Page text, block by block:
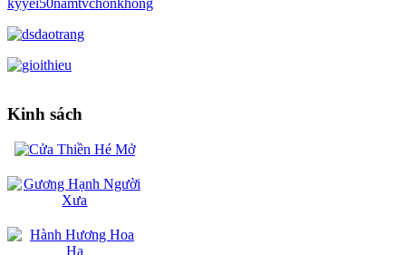
Kinh sách